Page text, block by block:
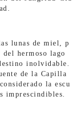
lunas de miel, p
del hermoso lago
inolvidable.
de la Capilla
la escu
imprescindibles.